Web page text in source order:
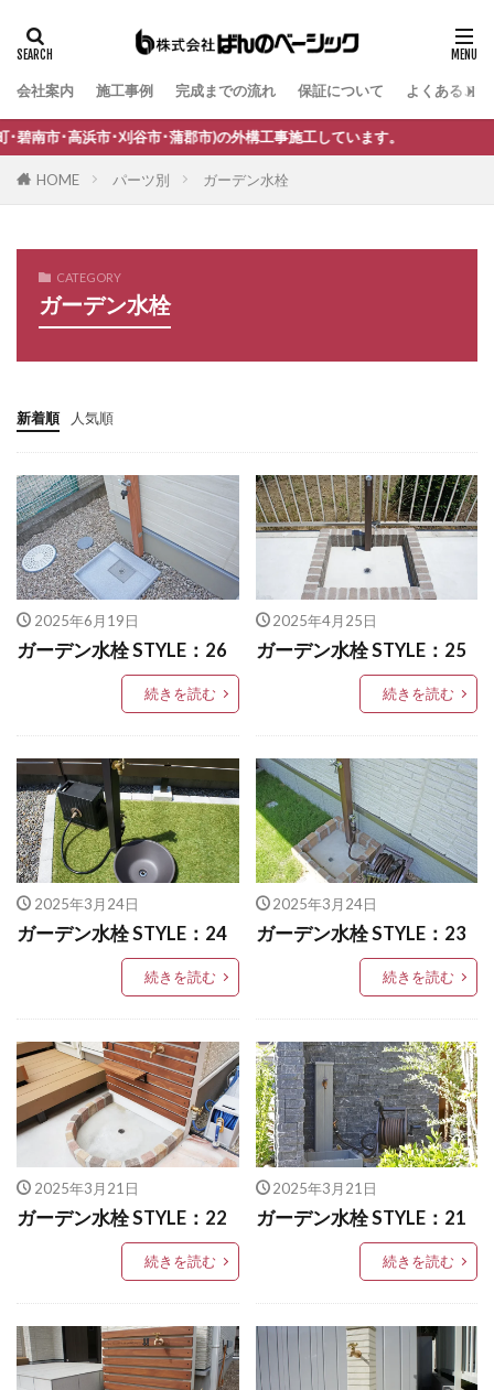
会社案内 施工事例 完成までの流れ 保証について よくあるご
ワークショップ
三協アルミ G1-R
三協アルミ コレット
三協アルミ スカイリード
三協アルミ ステイム
三協アルミ ダブルフェース
三協アルミ ニュータウンリード
三協アルミ パレオ
三協アルミ ファノーバ2
三協アルミ ファンセル
三協アルミ フォーグ
三協アルミ フレムスLight
丸三タカギ ステージ
井上定㈱ モダン塀
四国化成 FDフェンス
四国化成 スタックライン
四国化成 ファンデッキHG
四国化成 フェアポート
四国化成 マイポートneo
四国化成 マイポートNext
四国化成 マイポートOrigin
四国化成 マイポートⅤ
四国化成 リンクストーン
国産中古枕木
朝日スチール PCフェンス
東洋工業 ヴィンテージウッドスリーパーペイブライト
東洋工業 オークルストーン
東洋工業 カルナ
東洋工業 コテージパン
東洋工業 コテージポール
東洋工業 コルテオシリーズ シプレ
東洋工業 シェルテ
東洋工業 スギーペイブ
東洋工業 ステンシンクパン
東洋工業 ダルストーン
東洋工業 ピンコロ
東洋工業 ブリックポール
東洋工業 ポルフストーン
東洋工業 リプノ
東洋工業 レイルスリーパーラフト
東洋工業 口金MS型
東洋工業 大谷
洗い出し
福彫 ステンレス切文字
福彫 ニューブラスアイアン
美濃クラフト Line-s
美濃クラフト アイアンクラフト
美濃クラフト エンシェント
美濃クラフト カリーノ･ピュア
美濃クラフト スーパーステンレス切文字
美濃クラフト スタンダード SN-1
美濃クラフト ステディ AS-11
市･蒲郡市)の外構工事施工しています。
HOME パーツ別 ガーデン水栓
CATEGORY
ガーデン水栓
新着順 人気順
2025年6月19日
ガーデン水栓 STYLE：26
続きを読む
2025年4月25日
ガーデン水栓 STYLE：25
続きを読む
2025年3月24日
ガーデン水栓 STYLE：24
続きを読む
2025年3月24日
ガーデン水栓 STYLE：23
続きを読む
2025年3月21日
ガーデン水栓 STYLE：22
続きを読む
2025年3月21日
ガーデン水栓 STYLE：21
続きを読む
タグ
B-Life.s Bウッドスタイル
B-Life.s ジョグストーン
B-Life.s ロートアイアンサイン
Dea's Garden A-07
Dea'sGarden アルモ
Dea'sGarden カンナミニ
ECOMOC エコモックフェンス
LIXIL アーキフィールド
LIXIL アーキフラン
LIXIL アクシィ1型
LIXIL アクシィ2型
LIXIL アメリカンフェンス
LIXIL アルファベットサイン
LIXIL アルメッシュフェンス
LIXIL ウィンスリーポート
LIXIL ウォールスクリーン
LIXIL ウォールスクリーンファンクション門袖
LIXIL エクスポスト
LIXIL エクスポスト プレイン
LIXIL カーポートSC
LIXIL ガラスサイン
LIXIL グレイスランド
LIXIL コートラインⅡ
LIXIL ココマ
LIXIL サイモン
LIXIL サニージュ
LIXIL サニーブリーズフェンス
LIXIL ジーマ
LIXIL スタイルコート
LIXIL ステンレスサイン
LIXIL スマート宅配ポスト
LIXIL デザイナーズパーツ 枕木材
LIXIL ハイサモア
LIXIL フーゴ
LIXIL ファンクションユニット アクシィ
LIXIL ファンクションユニット ウィルモダン
LIXIL フェンスAB
LIXIL ブラケットウォールライト
LIXIL プラスG
LIXIL プレスタフェンス
LIXIL プレミエス
LIXIL プログコートフェンス
LIXIL ベルニューズ
LIXIL 横型ポストP-1型
LIXIL 樹ら楽ステージ
LIXIL 機能門柱FS
LIXIL 機能門柱FW